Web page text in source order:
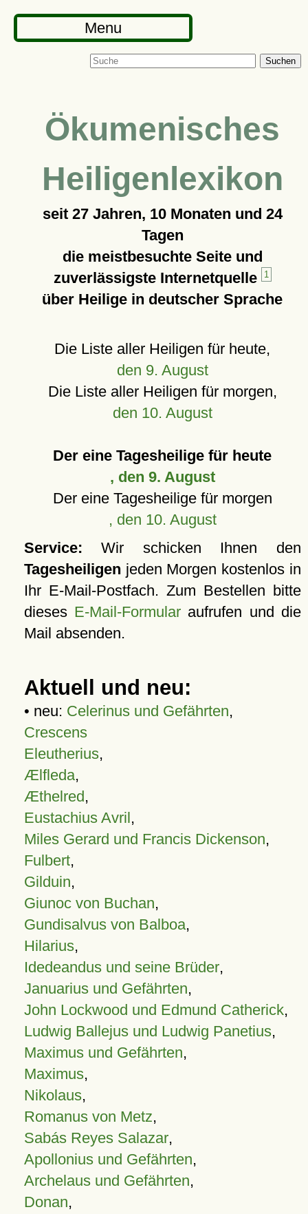
Menu
Suchen
Ökumenisches
Heiligenlexikon
seit 27 Jahren, 10 Monaten und 24
Tagen
die meistbesuchte Seite und
zuverlässigste Internetquelle
1
über Heilige in deutscher Sprache
Die Liste aller Heiligen für heute,
den 9. August
Die Liste aller Heiligen für morgen,
den 10. August
Der eine Tagesheilige für heute
, den 9. August
Der eine Tagesheilige für morgen
, den 10. August
Service: Wir schicken Ihnen den
Tagesheiligen jeden Morgen kostenlos in
Ihr E-Mail-Postfach. Zum Bestellen bitte
dieses E-Mail-Formular aufrufen und die
Mail absenden.
Aktuell und neu:
• neu: Celerinus und Gefährten,
Crescens
Eleutherius,
Ælfleda,
Æthelred,
Eustachius Avril,
Miles Gerard und Francis Dickenson,
Fulbert,
Gilduin,
Giunoc von Buchan,
Gundisalvus von Balboa,
Hilarius,
Idedeandus und seine Brüder,
Januarius und Gefährten,
John Lockwood und Edmund Catherick,
Ludwig Ballejus und Ludwig Panetius,
Maximus und Gefährten,
Maximus,
Nikolaus,
Romanus von Metz,
Sabás Reyes Salazar,
Apollonius und Gefährten,
Archelaus und Gefährten,
Donan,